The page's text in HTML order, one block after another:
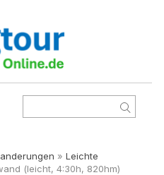
» Leichte
(leicht, 4:30h, 820hm)